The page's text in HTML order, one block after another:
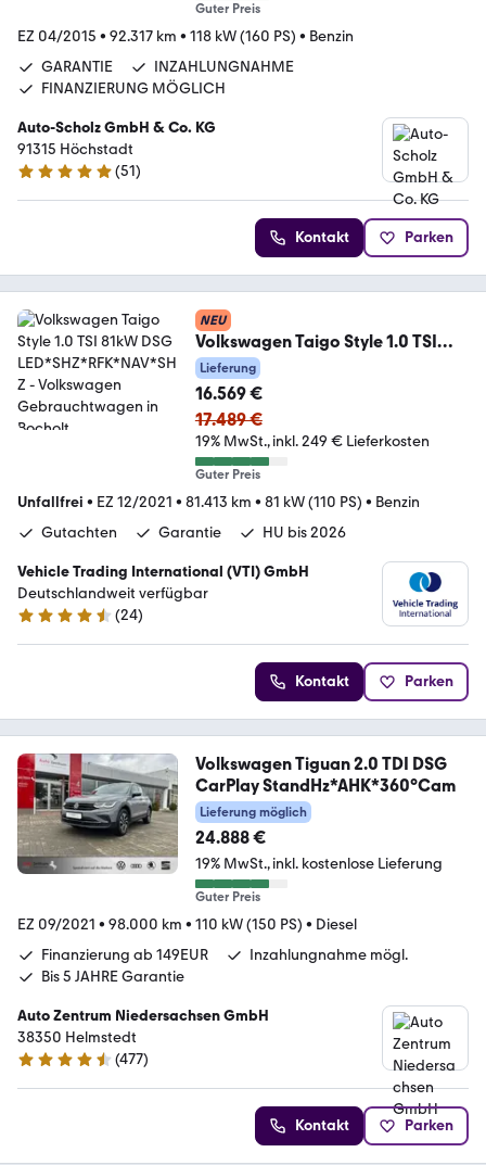
Guter Preis
EZ 04/2015 • 92.317 km • 118 kW (160 PS) • Benzin
GARANTIE
INZAHLUNGNAHME
FINANZIERUNG MÖGLICH
Auto-Scholz GmbH & Co. KG
91315 Höchstadt
4.8 Sterne
(51)
Kontakt Parken
NEU
Volkswagen Taigo Style 1.0 TSI
81kW DSG
LED*SHZ*RFK*NAV*SHZ
Lieferung
16.569 €
17.489 €
19% MwSt. inkl. 249 € Lieferkosten
Guter Preis
Unfallfrei • EZ 12/2021 • 81.413 km • 81 kW (110 PS) • Benzin
Gutachten
Garantie HU bis 2026
Vehicle Trading International (VTI) GmbH
Deutschlandweit verfügbar
4.4 Sterne
(24)
Kontakt Parken
Volkswagen Tiguan 2.0 TDI DSG
CarPlay StandHz*AHK*360°Cam
Lieferung möglich
24.888 €
19% MwSt. inkl. kostenlose Lieferung
Guter Preis
EZ 09/2021 • 98.000 km • 110 kW (150 PS) • Diesel
Finanzierung ab 149EUR
Inzahlungnahme mögl.
Bis 5 JAHRE Garantie
Auto Zentrum Niedersachsen GmbH
38350 Helmstedt
4.5 Sterne
(477)
Kontakt Parken